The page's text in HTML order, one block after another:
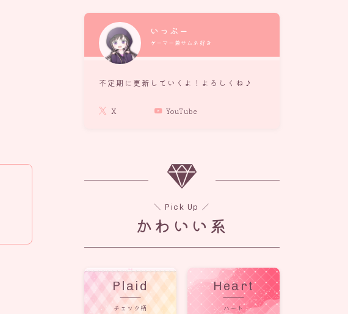
いっぷー
ゲーマー兼サムネ好き
不定期に更新していくよ！よろしくね♪
X YouTube
＼ Pick Up ／
かわいい系
チェック柄
Plaid
ハート
Heart